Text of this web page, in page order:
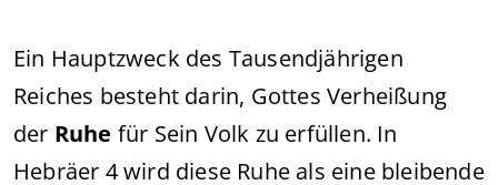
Ein Hauptzweck des Tausendjährigen
Reiches besteht darin, Gottes Verheißung
der Ruhe für Sein Volk zu erfüllen. In
Hebräer 4 wird diese Ruhe als eine bleibende